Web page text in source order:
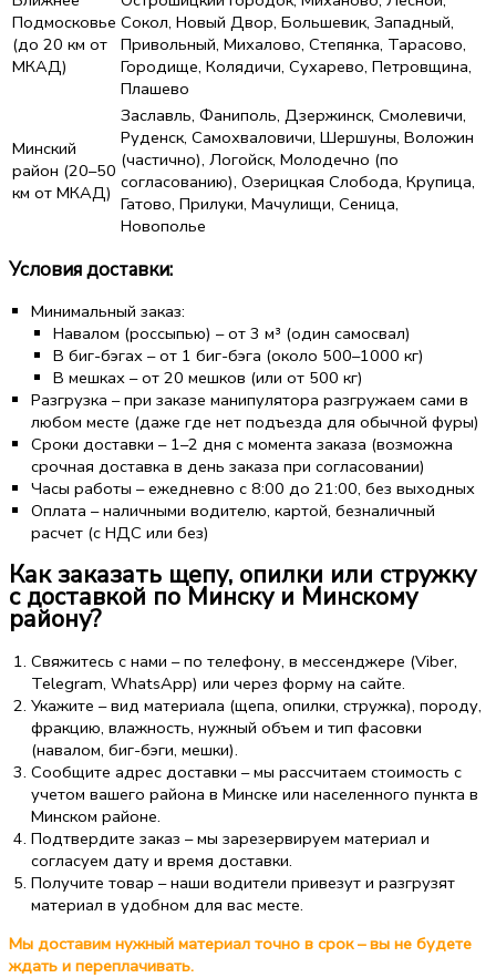
Подмосковье
(до 20 км от
МКАД)
Сокол, Новый Двор, Большевик, Западный,
Привольный, Михалово, Степянка, Тарасово,
Городище, Колядичи, Сухарево, Петровщина,
Плашево
Минский
район (20–50
км от МКАД)
Заславль, Фаниполь, Дзержинск, Смолевичи,
Руденск, Самохваловичи, Шершуны, Воложин
(частично), Логойск, Молодечно (по
согласованию), Озерицкая Слобода, Крупица,
Гатово, Прилуки, Мачулищи, Сеница,
Новополье
Условия доставки:
Минимальный заказ:
Навалом (россыпью) – от 3 м³ (один самосвал)
В биг-бэгах – от 1 биг-бэга (около 500–1000 кг)
В мешках – от 20 мешков (или от 500 кг)
Разгрузка – при заказе манипулятора разгружаем сами в
любом месте (даже где нет подъезда для обычной фуры)
Сроки доставки – 1–2 дня с момента заказа (возможна
срочная доставка в день заказа при согласовании)
Часы работы – ежедневно с 8:00 до 21:00, без выходных
Оплата – наличными водителю, картой, безналичный
расчет (с НДС или без)
Как заказать щепу, опилки или стружку
с доставкой по Минску и Минскому
району?
Свяжитесь с нами – по телефону, в мессенджере (Viber,
Telegram, WhatsApp) или через форму на сайте.
Укажите – вид материала (щепа, опилки, стружка), породу,
фракцию, влажность, нужный объем и тип фасовки
(навалом, биг-бэги, мешки).
Сообщите адрес доставки – мы рассчитаем стоимость с
учетом вашего района в Минске или населенного пункта в
Минском районе.
Подтвердите заказ – мы зарезервируем материал и
согласуем дату и время доставки.
Получите товар – наши водители привезут и разгрузят
материал в удобном для вас месте.
Мы доставим нужный материал точно в срок – вы не будете
ждать и переплачивать.